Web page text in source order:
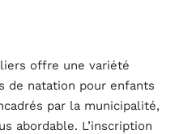
offre une variété
de natation pour enfants
par la municipalité,
abordable. L’inscription